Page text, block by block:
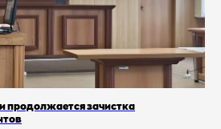
продолжается зачистка